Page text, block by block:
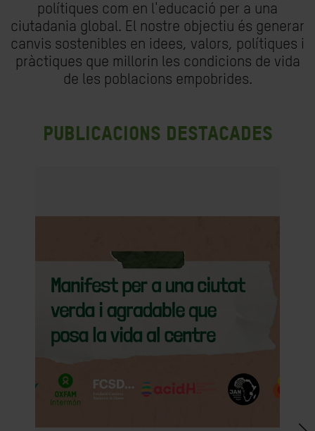
polítiques com en l'educació per a una
ciutadania global. El nostre objectiu és generar
canvis sostenibles en idees, valors, polítiques i
pràctiques que millorin les condicions de vida
de les poblacions empobrides.
Publicacions destacades